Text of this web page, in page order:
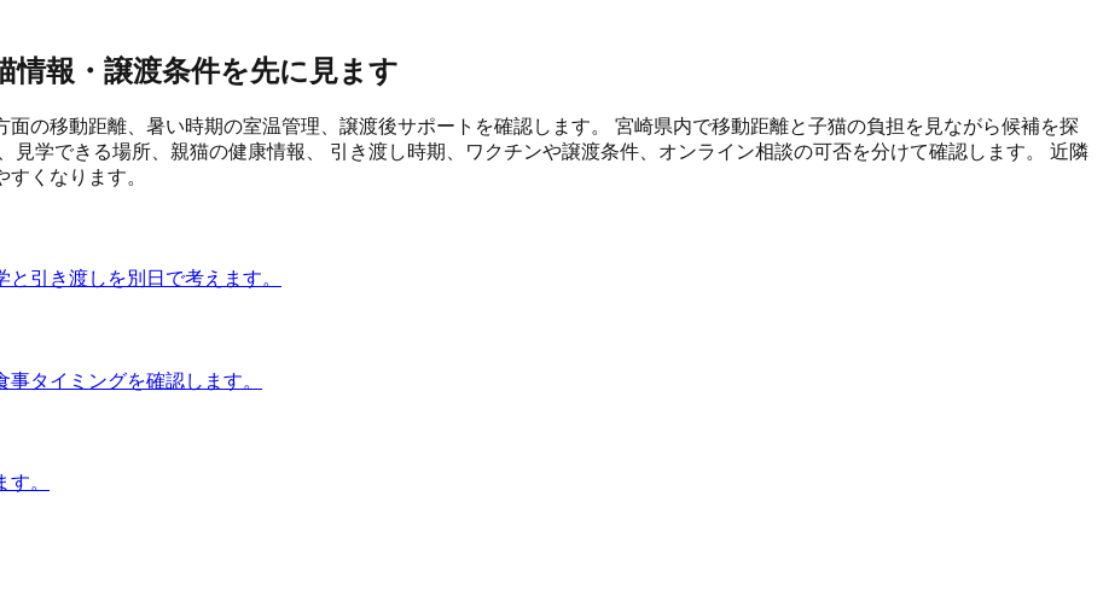
情報・譲渡条件を先に見ます
の移動距離、暑い時期の室温管理、譲渡後サポートを確認します。 宮崎県内で移動距離と子猫の負担を見ながら候補を探
見学できる場所、親猫の健康情報、 引き渡し時期、ワクチンや譲渡条件、オンライン相談の可否を分けて確認します。 近隣
くなります。
引き渡しを別日で考えます。
タイミングを確認します。
。